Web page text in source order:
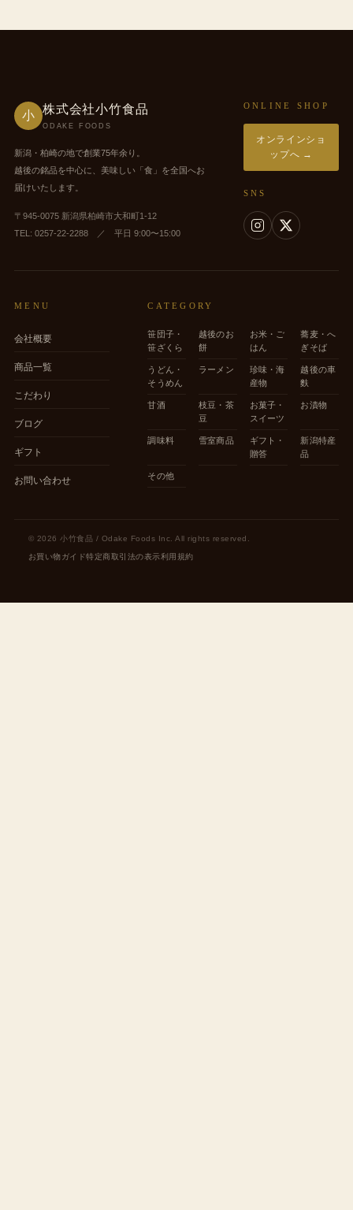
小 株式会社小竹食品
ODAKE FOODS
新潟・柏崎の地で創業75年余り。
越後の銘品を中心に、美味しい「食」を全国へお
届けいたします。
〒945-0075 新潟県柏崎市大和町1-12
TEL: 0257-22-2288 ／ 平日 9:00〜15:00
ONLINE SHOP
オンラインショ
ップへ →
SNS
MENU
会社概要
商品一覧
こだわり
ブログ
ギフト
お問い合わせ
CATEGORY
笹団子・
笹ざくら
越後のお
餅
お米・ご
はん
蕎麦・へ
ぎそば
うどん・
そうめん
ラーメン
珍味・海
産物
越後の車
麩
甘酒
枝豆・茶
豆
お菓子・
スイーツ
お漬物
調味料 雪室商品
ギフト・
贈答
新潟特産
品
その他
© 2026 小竹食品 / Odake Foods Inc. All rights reserved.
お買い物ガイド特定商取引法の表示利用規約